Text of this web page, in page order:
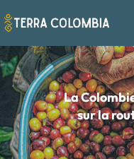
La
sur la